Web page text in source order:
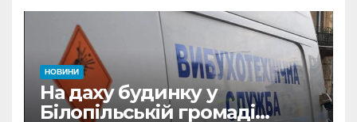
НОВИНИ
На даху будинку у
Білопільській громаді